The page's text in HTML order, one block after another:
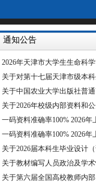
通知公告
2026年天津市大学生生命科
关于对第十七届天津市级本
关于中国农业大学出版社普
关于2026年校级内部资料和
一码资料准确率100% 2026
一码资料准确率100% 2026
关于2026届本科生毕业设计
关于教材编写人员政治及学术
关于第六届全国高校教师内